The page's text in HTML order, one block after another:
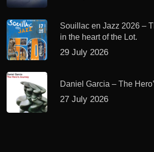
Souillac en Jazz 2026 –
in the heart of the Lot.
29 July 2026
Daniel Garcia – The
27 July 2026